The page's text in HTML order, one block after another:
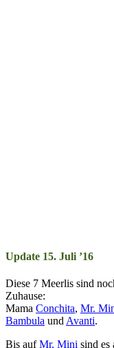
Update 15. Juli ’16
Diese 7 Meerlis sind
Zu­hau­se:
Mama Con­chi­ta, Mr.
Bam­bu­la und Avan­ti.
Bis aufMr. Mini sind